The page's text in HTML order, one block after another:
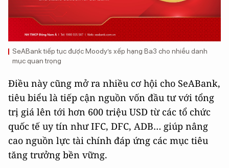
SeABank tiếp tục được Moody’s xếp hạng Ba3 cho nhiều danh
mục quan trọng
Điều này cũng mở ra nhiều cơ hội cho SeABank,
tiêu biểu là tiếp cận nguồn vốn đầu tư với tổng
trị giá lên tới hơn 600 triệu USD từ các tổ chức
quốc tế uy tín như IFC, DFC, ADB… giúp nâng
cao nguồn lực tài chính đáp ứng các mục tiêu
tăng trưởng bền vững.